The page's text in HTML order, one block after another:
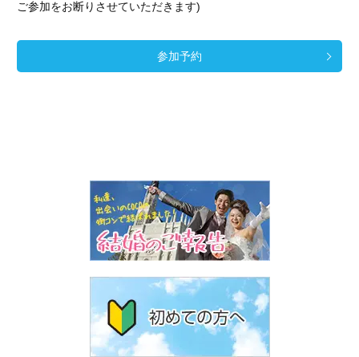
ご参加をお断りさせていただきます)
参加予約